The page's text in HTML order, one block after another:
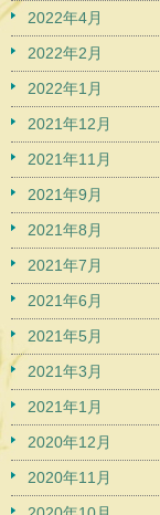
2022年4月
2022年2月
2022年1月
2021年12月
2021年11月
2021年9月
2021年8月
2021年7月
2021年6月
2021年5月
2021年3月
2021年1月
2020年12月
2020年11月